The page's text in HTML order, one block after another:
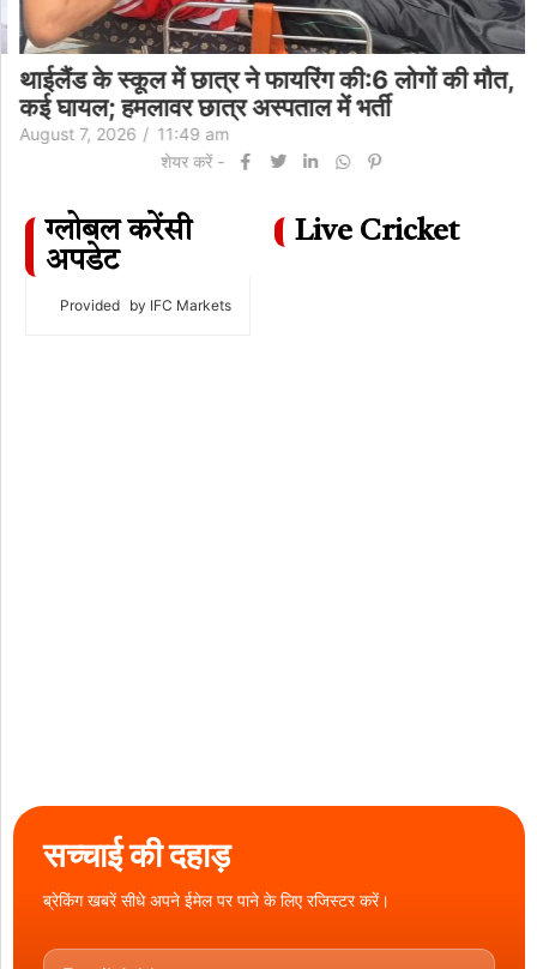
थाईलैंड के स्कूल में छात्र ने फायरिंग की:6 लोगों की मौत,
कई घायल; हमलावर छात्र अस्पताल में भर्ती
August 7, 2026
11:49 am
शेयर करें -
ग्लोबल करेंसी
अपडेट
Provided by IFC Markets
Live Cricket
सच्चाई की दहाड़
ब्रेकिंग खबरें सीधे अपने ईमेल पर पाने के लिए रजिस्टर करें।